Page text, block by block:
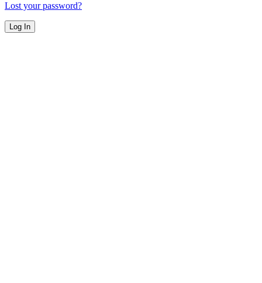
Lost your password?